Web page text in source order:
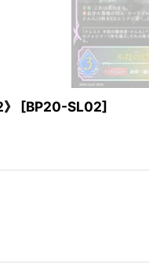
[BP20-SL02]